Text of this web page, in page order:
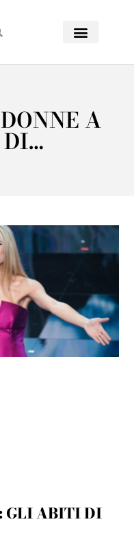
A
DI…
GLI ABITI DI